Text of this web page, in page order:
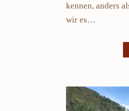
kennen, anders
wir es…